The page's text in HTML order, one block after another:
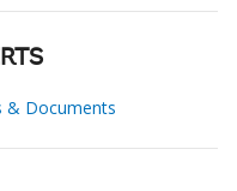
& Documents